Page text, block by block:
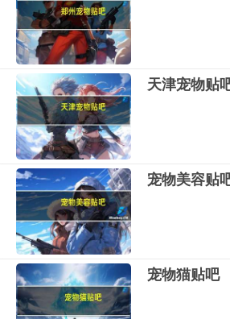
天津宠物贴
宠物美容贴
宠物猫贴吧